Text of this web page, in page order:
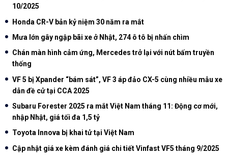
10/2025
Honda CR-V bản kỷ niệm 30 năm ra mắt
Mưa lớn gây ngập bãi xe ở Nhật, 274 ô tô bị nhấn chìm
Chán màn hình cảm ứng, Mercedes trở lại với nút bấm truyền
thống
VF 5 bị Xpander “bám sát”, VF 3 áp đảo CX-5 cùng nhiều mẫu xe
dẫn đề cử tại CCA 2025
Subaru Forester 2025 ra mắt Việt Nam tháng 11: Động cơ mới,
nhập Nhật, giá tối đa 1,5 tỷ
Toyota Innova bị khai tử tại Việt Nam
Cập nhật giá xe kèm đánh giá chi tiết Vinfast VF5 tháng 9/2025